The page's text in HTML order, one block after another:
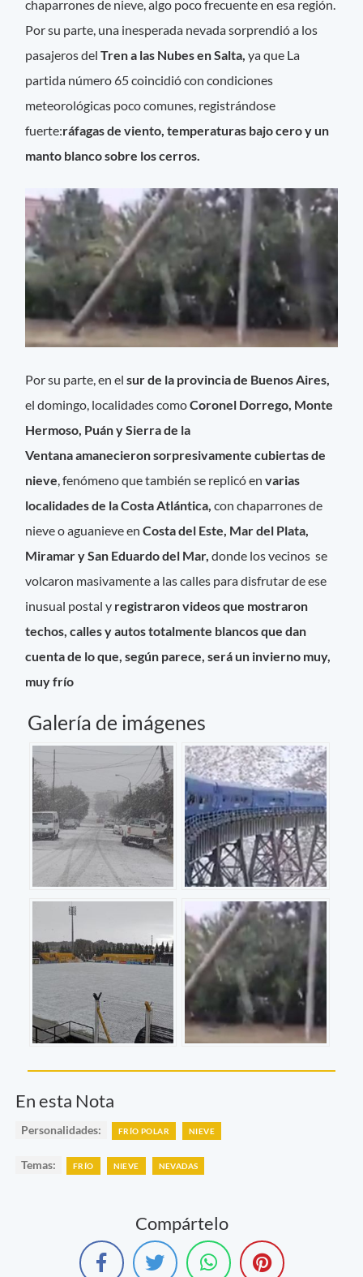
chaparrones de nieve, algo poco frecuente en esa región.
Por su parte, una inesperada nevada sorprendió a los
pasajeros del Tren a las Nubes en Salta, ya que La
partida número 65 coincidió con condiciones
meteorológicas poco comunes, registrándose
fuerte:ráfagas de viento, temperaturas bajo cero y un
manto blanco sobre los cerros.
Por su parte, en elsur de la provincia de Buenos Aires,
el domingo, localidades comoCoronel Dorrego, Monte
Hermoso, Puán y Sierra de la
Ventana amanecieron sorpresivamente cubiertas de
nieve, fenómeno que también se replicó envarias
localidades de la Costa Atlántica, con chaparrones de
nieve o aguanieve enCosta del Este, Mar del Plata,
Miramar y San Eduardo del Mar,donde los vecinos se
volcaron masivamente a las calles para disfrutar de ese
inusual postal y registraron videos que mostraron
techos, calles y autos totalmente blancos que dan
cuenta de lo que, según parece, será un invierno muy,
muy frío
Galería de imágenes
En esta Nota
Personalidades: FRÍO POLAR NIEVE
Temas: FRÍO NIEVE NEVADAS
Compártelo